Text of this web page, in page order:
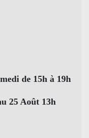
de 15h à 19h
25 Août 13h